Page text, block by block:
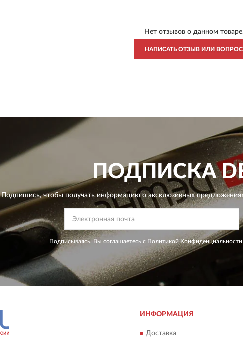
Нет отзывов о данном
НАПИСАТЬ ОТЗЫВ ИЛИ ВОПРОС
ПОДПИСКА
Подпишись, чтобы получать информацию о эксклюзивных
Подписываясь, Вы соглашаетесь с Политикой Конфиденциальности
ИНФОРМАЦИЯ
Доставка